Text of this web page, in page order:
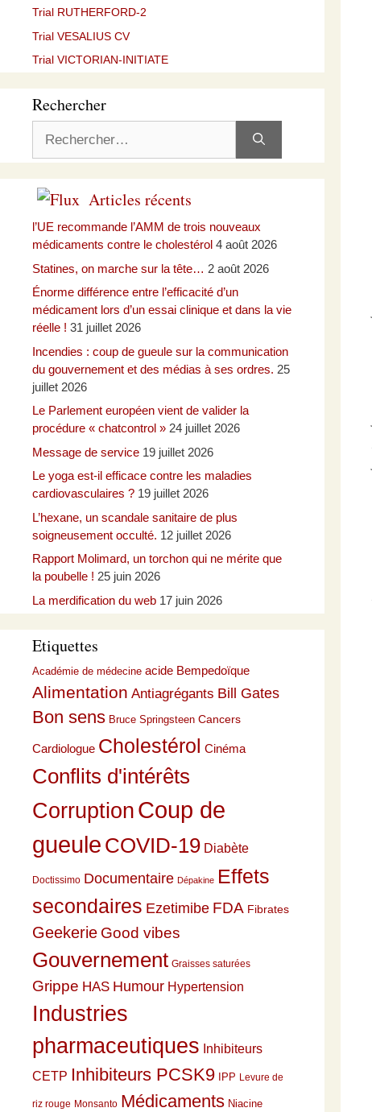
Trial RUTHERFORD-2
Trial VESALIUS CV
Trial VICTORIAN-INITIATE
Rechercher
Articles récents
l’UE recommande l’AMM de trois nouveaux
médicaments contre le cholestérol 4 août 2026
Statines, on marche sur la tête… 2 août 2026
Énorme différence entre l’efficacité d’un
médicament lors d’un essai clinique et dans la vie
réelle ! 31 juillet 2026
Incendies : coup de gueule sur la communication
du gouvernement et des médias à ses ordres. 25
juillet 2026
Le Parlement européen vient de valider la
procédure « chatcontrol » 24 juillet 2026
Message de service 19 juillet 2026
Le yoga est-il efficace contre les maladies
cardiovasculaires ? 19 juillet 2026
L’hexane, un scandale sanitaire de plus
soigneusement occulté. 12 juillet 2026
Rapport Molimard, un torchon qui ne mérite que
la poubelle ! 25 juin 2026
La merdification du web 17 juin 2026
Etiquettes
Académie de médecine acide Bempedoïque
Alimentation Antiagrégants Bill Gates
Bon sens Bruce Springsteen Cancers
Cardiologue Cholestérol Cinéma
Conflits d'intérêts
CorruptionCoup de
gueule COVID-19 Diabète
Doctissimo Documentaire Dépakine Effets
secondaires Ezetimibe FDA Fibrates
Geekerie Good vibes
Gouvernement Graisses saturées
Grippe HAS Humour Hypertension
Industries
pharmaceutiques Inhibiteurs
CETP Inhibiteurs PCSK9 IPP Levure de
riz rouge Monsanto Médicaments Niacine